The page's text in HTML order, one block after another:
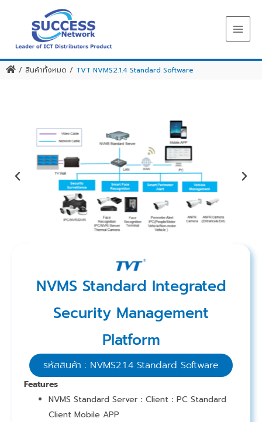
content
/ สินค้าทั้งหมด / TVT NVMS2.1.4 Standard Software
NVMS Standard Integrated
Security Management
Platform
รหัสสินค้า : NVMS2.1.4 Standard Software
Features
NVMS Standard Server：Client：PC Standard
Client Mobile APP